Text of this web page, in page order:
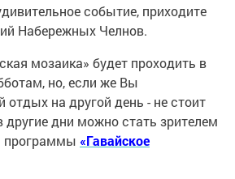
событие, приходите
Набережных Челнов.
мозаика» будет проходить в
но, если же Вы
отдых на другой день - не стоит
другие дни можно стать зрителем
программы «Гавайское